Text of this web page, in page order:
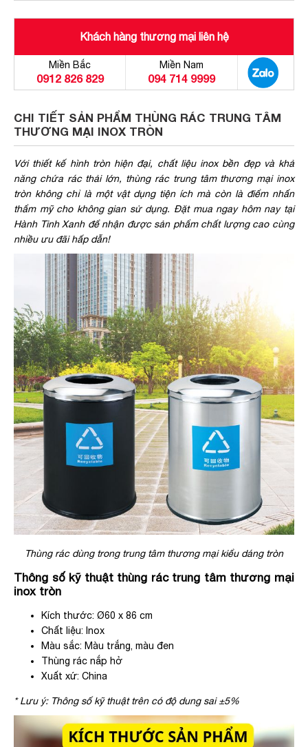
Khách hàng thương mại liên hệ
Miền Bắc
0912 826 829
Miền Nam
094 714 9999
CHI TIẾT SẢN PHẨM THÙNG RÁC TRUNG TÂM
THƯƠNG MẠI INOX TRÒN
Với thiết kế hình tròn hiện đại, chất liệu inox bền đẹp và khả
năng chứa rác thải lớn, thùng rác trung tâm thương mại inox
tròn không chỉ là một vật dụng tiện ích mà còn là điểm nhấn
thẩm mỹ cho không gian sử dụng. Đặt mua ngay hôm nay tại
Hành Tinh Xanh để nhận được sản phẩm chất lượng cao cùng
nhiều ưu đãi hấp dẫn!
Thùng rác dùng trong trung tâm thương mại kiểu dáng tròn
Thông số kỹ thuật thùng rác trung tâm thương mại
inox tròn
Kích thước: Ø60 x 86 cm
Chất liệu: Inox
Màu sắc: Màu trắng, màu đen
Thùng rác nắp hở
Xuất xứ: China
* Lưu ý: Thông số kỹ thuật trên có độ dung sai ±5%